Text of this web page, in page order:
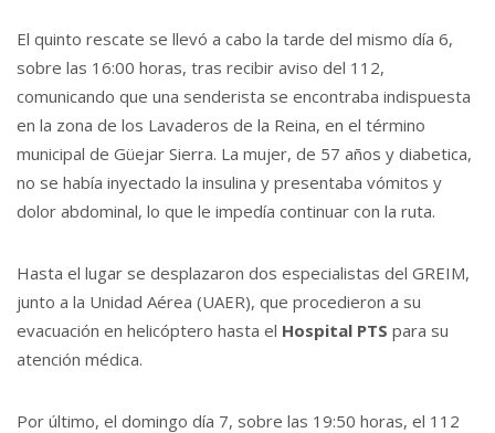
El quinto rescate se llevó a cabo la tarde del mismo día 6,
sobre las 16:00 horas, tras recibir aviso del 112,
comunicando que una senderista se encontraba indispuesta
en la zona de los Lavaderos de la Reina, en el término
municipal de Güejar Sierra. La mujer, de 57 años y diabetica,
no se había inyectado la insulina y presentaba vómitos y
dolor abdominal, lo que le impedía continuar con la ruta.
Hasta el lugar se desplazaron dos especialistas del GREIM,
junto a la Unidad Aérea (UAER), que procedieron a su
evacuación en helicóptero hasta el Hospital PTS para su
atención médica.
Por último, el domingo día 7, sobre las 19:50 horas, el 112